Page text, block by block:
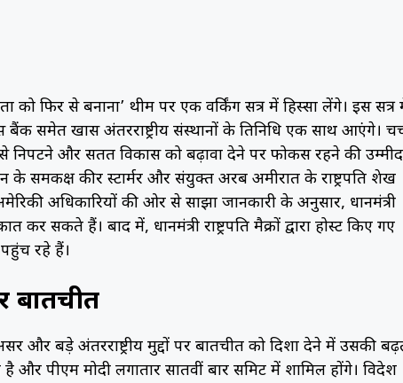
को फिर से बनाना’ थीम पर एक वर्किंग सत्र में हिस्सा लेंगे। इस सत्र
खास अंतरराष्ट्रीय संस्थानों के प्रतिनिधि एक साथ आएंगे।
निपटने और सतत विकास को बढ़ावा देने पर फोकस रहने की उम्मीद
के समकक्ष कीर स्टार्मर और संयुक्त अरब अमीरात के राष्ट्रपति शेख
अधिकारियों की ओर से साझा जानकारी के अनुसार, प्रधानमंत्री
सकते हैं। बाद में, प्रधानमंत्री राष्ट्रपति मैक्रों द्वारा होस्ट किए गए
रहे हैं।
बातचीत
और बड़े अंतरराष्ट्रीय मुद्दों पर बातचीत को दिशा देने में उसकी
और पीएम मोदी लगातार सातवीं बार समिट में शामिल होंगे। विदेश